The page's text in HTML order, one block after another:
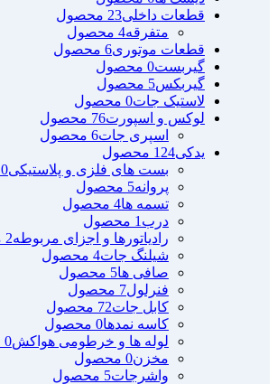
قطعات داخلی23 محصول
متفرقه4 محصول
قطعات موتوری6 محصول
گیربست0 محصول
گیربکس5 محصول
لاستیک جات0 محصول
لوکس و اسپورت76 محصول
اسپری جات6 محصول
یدکی124 محصول
بست های فلزی و پلاستیکی0 محصول
پروانه5 محصول
تسمه ها4 محصول
درب 1 محصول
رادیاتورها و اجزای مربوطه2 محصول
شیلنگ جات4 محصول
صافی ها5 محصول
فنرلول7 محصول
کابل جات72 محصول
کاسه نمدها0 محصول
لوله ها و خرطومی هواکش0 محصول
مخزن0 محصول
واشرجات5 محصول